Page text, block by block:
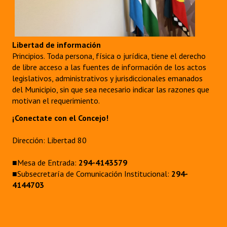
Libertad de información
Principios. Toda persona, física o jurídica, tiene el derecho
de libre acceso a las fuentes de información de los actos
legislativos, administrativos y jurisdiccionales emanados
del Municipio, sin que sea necesario indicar las razones que
motivan el requerimiento.
¡Conectate con el Concejo!
Dirección: Libertad 80
■Mesa de Entrada: 294-4143579
■Subsecretaría de Comunicación Institucional: 294-
4144703